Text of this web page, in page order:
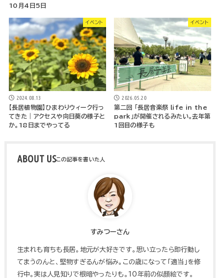
10月4日5日
イベント
2024.08.13
【長居植物園】ひまわりウィーク行っ
てきた｜アクセスや向日葵の様子と
か。18日までやってる
イベント
2026.05.20
第二回 「長居音楽祭 life in the
park」が開催されるみたい。去年第
1回目の様子も
ABOUT US
すみつーさん
生まれも育ちも長居。地元が大好きです。思い立ったら即行動し
てまうのんと、堅物すぎるんが悩み。この歳になって「適当」を修
行中。実は人見知りで根暗やったりも。10年前の似顔絵です。